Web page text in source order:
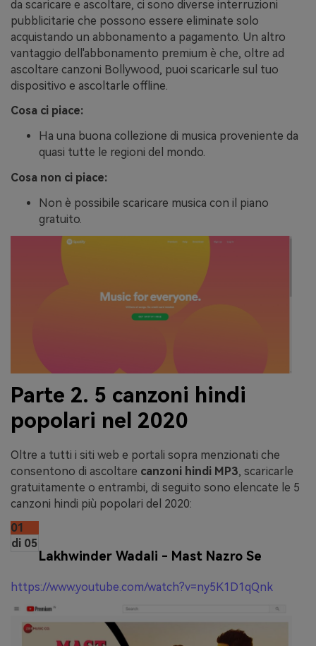
da scaricare e ascoltare, ci sono diverse interruzioni
pubblicitarie che possono essere eliminate solo
acquistando un abbonamento a pagamento. Un altro
vantaggio dell'abbonamento premium è che, oltre ad
ascoltare canzoni Bollywood, puoi scaricarle sul tuo
dispositivo e ascoltarle offline.
Cosa ci piace:
Ha una buona collezione di musica proveniente da
quasi tutte le regioni del mondo.
Cosa non ci piace:
Non è possibile scaricare musica con il piano
gratuito.
Parte 2. 5 canzoni hindi
popolari nel 2020
Oltre a tutti i siti web e portali sopra menzionati che
consentono di ascoltare canzoni hindi MP3, scaricarle
gratuitamente o entrambi, di seguito sono elencate le 5
canzoni hindi più popolari del 2020:
01
di 05
Lakhwinder Wadali - Mast Nazro Se
https://www.youtube.com/watch?v=ny5K1D1qQnk